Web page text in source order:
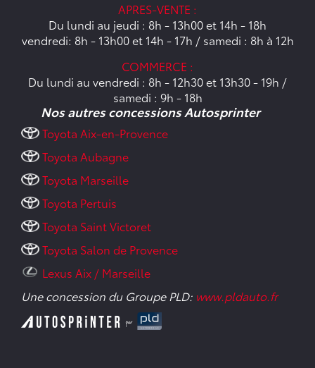
APRES-VENTE :
Du lundi au jeudi : 8h - 13h00 et 14h - 18h
vendredi: 8h - 13h00 et 14h - 17h / samedi : 8h à 12h
COMMERCE :
Du lundi au vendredi : 8h - 12h30 et 13h30 - 19h /
samedi : 9h - 18h
Nos autres concessions Autosprinter
Toyota Aix-en-Provence
Toyota Aubagne
Toyota Marseille
Toyota Pertuis
Toyota Saint Victoret
Toyota Salon de Provence
Lexus Aix / Marseille
Une concession du Groupe PLD: www.pldauto.fr